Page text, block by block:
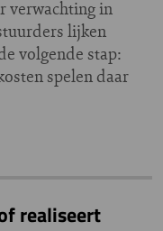
verwachting in
lijken
volgende stap:
spelen daar
realiseert